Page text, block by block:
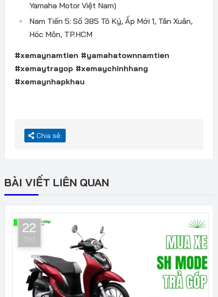
Yamaha Motor Việt Nam)
Nam Tiến 5: Số 385 Tô Ký, Ấp Mới 1, Tân Xuân,
Hóc Môn, TP.HCM
#xemaynamtien #yamahatownnamtien
#xemaytragop #xemaychinhhang
#xemaynhapkhau
Chia sẻ:
BÀI VIẾT LIÊN QUAN
22
Th1